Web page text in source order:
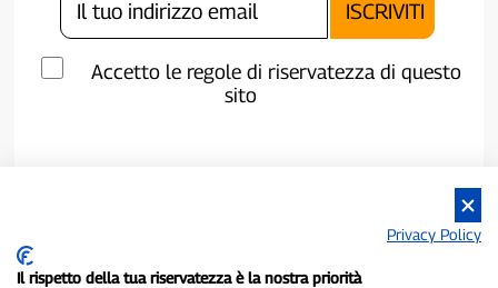
Accetto le regole di riservatezza di questo
sito
Privacy Policy
Il rispetto della tua riservatezza è la nostra priorità